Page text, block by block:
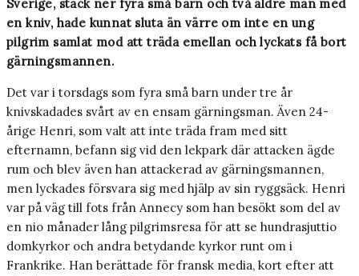
Sverige, stack ner fyra små barn och två äldre män med
en kniv, hade kunnat sluta än värre om inte en ung
pilgrim samlat mod att träda emellan och lyckats få bort
gärningsmannen.
Det var i torsdags som fyra små barn under tre år
knivskadades svårt av en ensam gärningsman. Även 24-
årige Henri, som valt att inte träda fram med sitt
efternamn, befann sig vid den lekpark där attacken ägde
rum och blev även han attackerad av gärningsmannen,
men lyckades försvara sig med hjälp av sin ryggsäck. Henri
var på väg till fots från Annecy som han besökt som del av
en nio månader lång pilgrimsresa för att se hundrasjuttio
domkyrkor och andra betydande kyrkor runt om i
Frankrike. Han berättade för fransk media, kort efter att